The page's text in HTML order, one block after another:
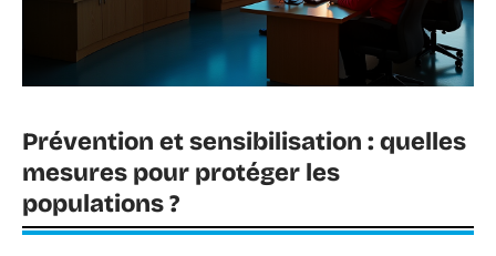
Prévention et sensibilisation : quelles
mesures pour protéger les
populations ?